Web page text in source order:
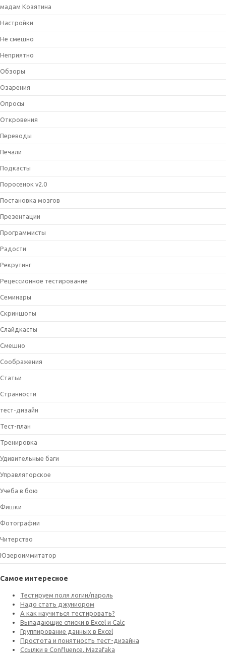
мадам Козятина
Настройки
Не смешно
Неприятно
Обзоры
Озарения
Опросы
Откровения
Переводы
Печали
Подкасты
Поросенок v2.0
Постановка мозгов
Презентации
Программисты
Радости
Рекрутинг
Рецессионное тестирование
Семинары
Скриншоты
Слайдкасты
Смешно
Соображения
Статьи
Странности
тест-дизайн
Тест-план
Тренировка
Удивительные баги
Управляторское
Учеба в бою
Фишки
Фотографии
Читерство
Юзероиммитатор
Самое интересное